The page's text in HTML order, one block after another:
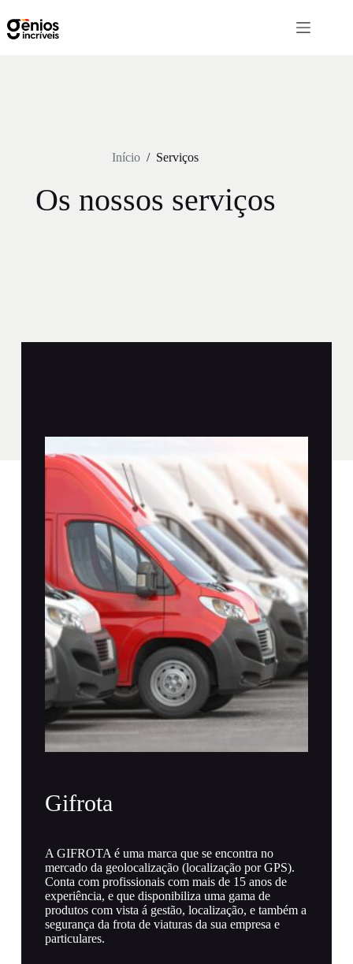
Início / Serviços
Os nossos serviços
Gifrota
A GIFROTA é uma marca que se encontra no
mercado da geolocalização (localização por GPS).
Conta com profissionais com mais de 15 anos de
experiência, e que disponibiliza uma gama de
produtos com vista á gestão, localização, e também a
segurança da frota de viaturas da sua empresa e
particulares.